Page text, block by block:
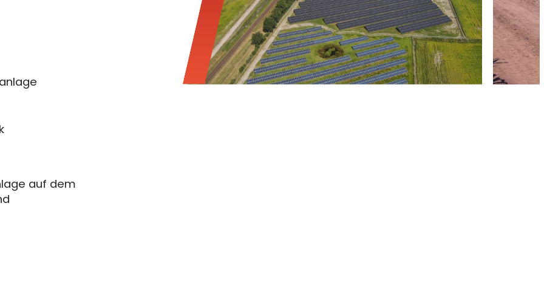
auf dem